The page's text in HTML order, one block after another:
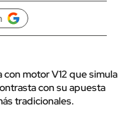
motor V12 que simula
con su apuesta
tradicionales.